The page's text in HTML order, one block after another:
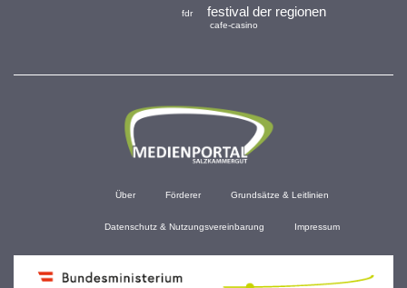
festival der regionen
cafe-casino
fdr
Über Förderer Grundsätze & Leitlinien
Datenschutz & Nutzungsvereinbarung Impressum